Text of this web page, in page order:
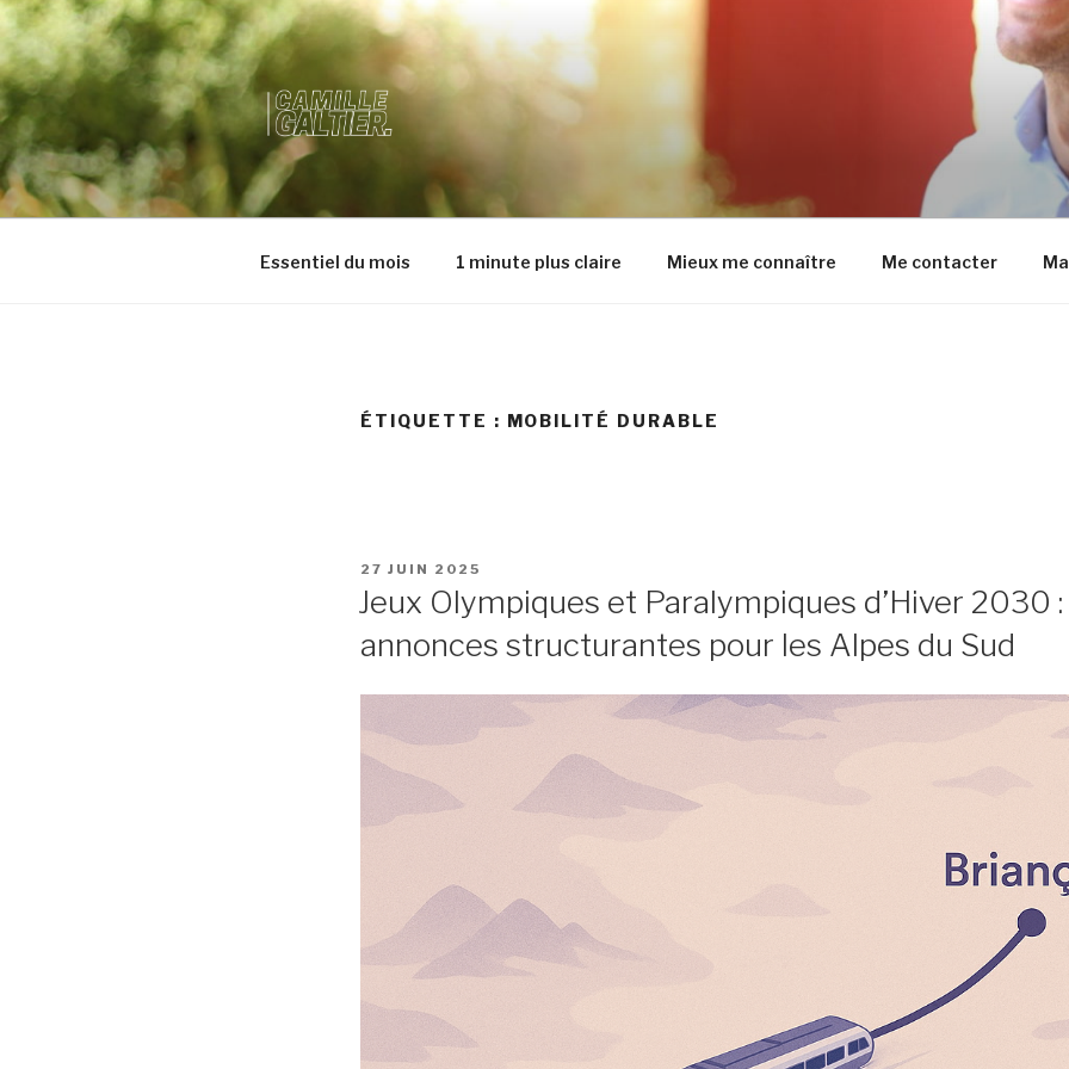
SITE OFFICIEL DE CAMILLE
Essentiel du mois 1 minute plus claire Mieux me connaître Me contacter
ÉTIQUETTE : MOBILITÉ DURABLE
27 JUIN 2025
Jeux Olympiques et Paralympiques d’Hiver 2030
annonces structurantes pour les Alpes du Sud